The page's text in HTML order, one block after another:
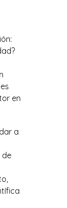
en
a
de